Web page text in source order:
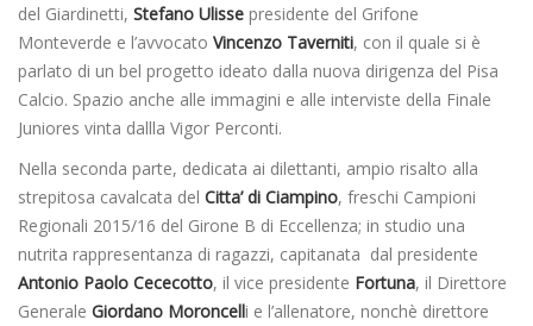
del Giardinetti, Stefano Ulisse presidente del Grifone
Monteverde e l’avvocato Vincenzo Taverniti, con il quale si è
parlato di un bel progetto ideato dalla nuova dirigenza del Pisa
Calcio. Spazio anche alle immagini e alle interviste della Finale
Juniores vinta dallla Vigor Perconti.
Nella seconda parte, dedicata ai dilettanti, ampio risalto alla
strepitosa cavalcata del Citta’ di Ciampino, freschi Campioni
Regionali 2015/16 del Girone B di Eccellenza; in studio una
nutrita rappresentanza di ragazzi, capitanata dal presidente
Antonio Paolo Cececotto, il vice presidente Fortuna, il Direttore
Generale Giordano Moroncelli e l’allenatore, nonchè direttore